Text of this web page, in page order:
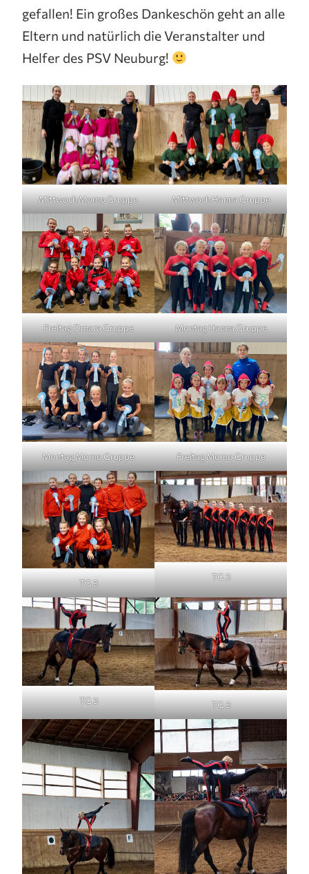
gefallen! Ein großes Dankeschön geht an alle
Eltern und natürlich die Veranstalter und
Helfer des PSV Neuburg!
Mittwoch Momo Gruppe Mittwoch Hanna Gruppe
Freitag Omara Gruppe Montag Hanna Gruppe
Montag Momo Gruppe Freitag Momo Gruppe
TG 3
TG 3
TG 3 TG 3